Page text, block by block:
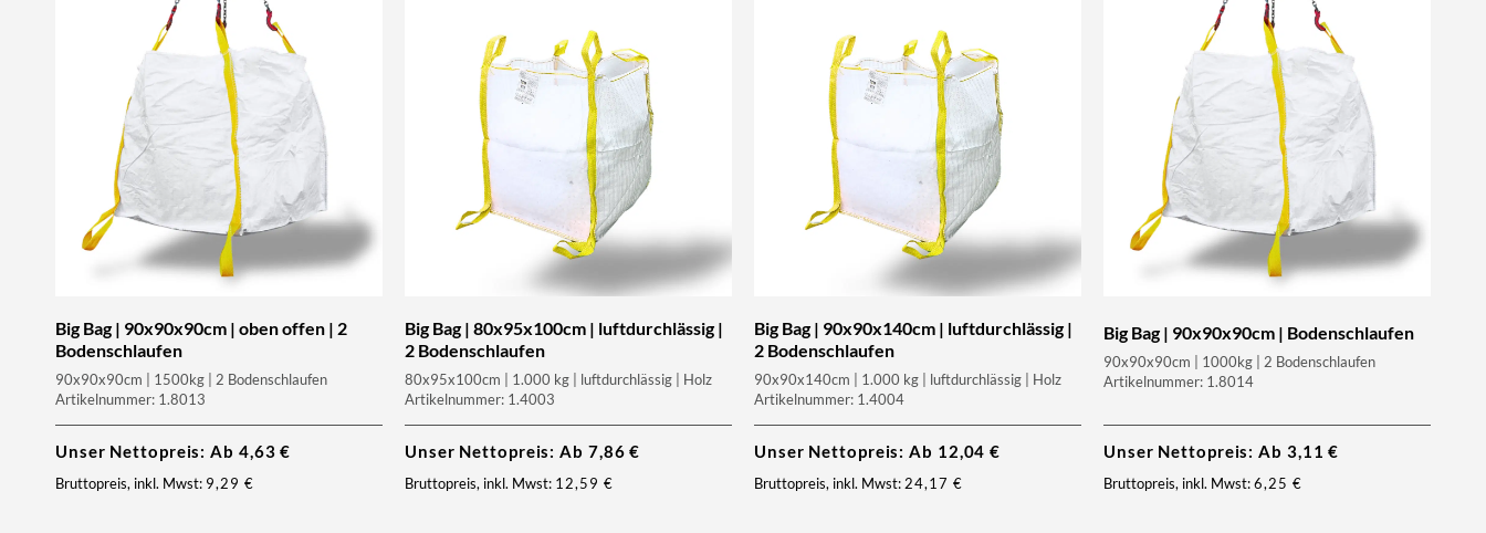
Big Bag | 90x90x90cm | oben offen | 2
Bodenschlaufen
90x90x90cm | 1500kg | 2 Bodenschlaufen
Artikelnummer: 1.8013
Unser Nettopreis: Ab 4,63€
Bruttopreis, inkl. Mwst: 9,29 €
Big Bag | 80x95x100cm | luftdurchlässig |
2 Bodenschlaufen
80x95x100cm | 1.000 kg | luftdurchlässig | Holz
Artikelnummer: 1.4003
Unser Nettopreis: Ab 7,86€
Bruttopreis, inkl. Mwst: 12,59 €
Big Bag | 90x90x140cm | luftdurchlässig |
2 Bodenschlaufen
90x90x140cm | 1.000 kg | luftdurchlässig | Holz
Artikelnummer: 1.4004
Unser Nettopreis: Ab 12,04€
Bruttopreis, inkl. Mwst:24,17 €
Big Bag | 90x90x90cm | Bodenschlaufen
90x90x90cm | 1000kg | 2 Bodenschlaufen
Artikelnummer: 1.8014
Unser Nettopreis: Ab 3,11€
Bruttopreis, inkl. Mwst:6,25 €